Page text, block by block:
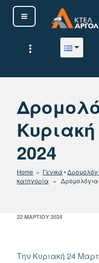
Μετάβαση
περιεχόμενο
ΚΤΕΛ
2024
Home » Γενικά•
κατηγορία » Δρομολόγια
ΔΗΜΟΣΙΕΎΤΗΚΕ
22 ΜΑΡΤΊΟΥ 2024
Την Κυριακή 24